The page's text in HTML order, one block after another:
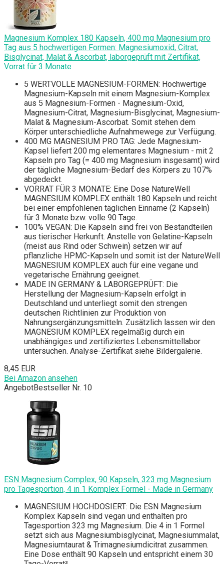
Magnesium Komplex 180 Kapseln, 400 mg Magnesium pro
Tag aus 5 hochwertigen Formen: Magnesiumoxid, Citrat,
Bisglycinat, Malat & Ascorbat, laborgeprüft mit Zertifikat,
Vorrat für 3 Monate
5 WERTVOLLE MAGNESIUM-FORMEN: Hochwertige
Magnesium-Kapseln mit einem Magnesium-Komplex
aus 5 Magnesium-Formen - Magnesium-Oxid,
Magnesium-Citrat, Magnesium-Bisglycinat, Magnesium-
Malat & Magnesium-Ascorbat. Somit stehen dem
Körper unterschiedliche Aufnahmewege zur Verfügung.
400 MG MAGNESIUM PRO TAG: Jede Magnesium-
Kapsel liefert 200 mg elementares Magnesium - mit 2
Kapseln pro Tag (= 400 mg Magnesium insgesamt) wird
der tägliche Magnesium-Bedarf des Körpers zu 107%
abgedeckt.
VORRAT FÜR 3 MONATE: Eine Dose NatureWell
MAGNESIUM KOMPLEX enthält 180 Kapseln und reicht
bei einer empfohlenen täglichen Einname (2 Kapseln)
für 3 Monate bzw. volle 90 Tage.
100% VEGAN: Die Kapseln sind frei von Bestandteilen
aus tierischer Herkunft. Anstelle von Gelatine-Kapseln
(meist aus Rind oder Schwein) setzen wir auf
pflanzliche HPMC-Kapseln und somit ist der NatureWell
MAGNESIUM KOMPLEX auch für eine vegane und
vegetarische Ernährung geeignet.
MADE IN GERMANY & LABORGEPRÜFT: Die
Herstellung der Magnesium-Kapseln erfolgt in
Deutschland und unterliegt somit den strengen
deutschen Richtlinien zur Produktion von
Nahrungsergänzungsmitteln. Zusätzlich lassen wir den
MAGNESIUM KOMPLEX regelmäßig durch ein
unabhängiges und zertifiziertes Lebensmittellabor
untersuchen. Analyse-Zertifikat siehe Bildergalerie.
8,45 EUR
Bei Amazon ansehen
AngebotBestseller Nr. 10
ESN Magnesium Complex, 90 Kapseln, 323 mg Magnesium
pro Tagesportion, 4 in 1 Komplex Formel - Made in Germany
MAGNESIUM HOCHDOSIERT: Die ESN Magnesium
Komplex Kapseln sind vegan und enthalten pro
Tagesportion 323 mg Magnesium. Die 4 in 1 Formel
setzt sich aus Magnesiumbisglycinat, Magnesiummalat,
Magnesiumtaurat & Trimagnesiumdicitrat zusammen.
Eine Dose enthält 90 Kapseln und entspricht einem 30